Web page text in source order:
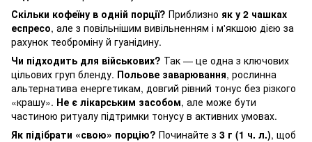
Скільки кофеїну в одній порції? Приблизно як у 2 чашках
еспресо, але з повільнішим вивільненням і м'якшою дією за
рахунок теоброміну й гуанідину.
Чи підходить для військових? Так — це одна з ключових
цільових груп бленду. Польове заварювання, рослинна
альтернатива енергетикам, довгий рівний тонус без різкого
«крашу». Не є лікарським засобом, але може бути
частиною ритуалу підтримки тонусу в активних умовах.
Як підібрати «свою» порцію? Починайте з 3 г (1 ч. л.), щоб